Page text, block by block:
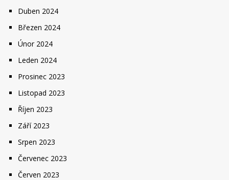
Duben 2024
Březen 2024
Únor 2024
Leden 2024
Prosinec 2023
Listopad 2023
Říjen 2023
Září 2023
Srpen 2023
Červenec 2023
Červen 2023